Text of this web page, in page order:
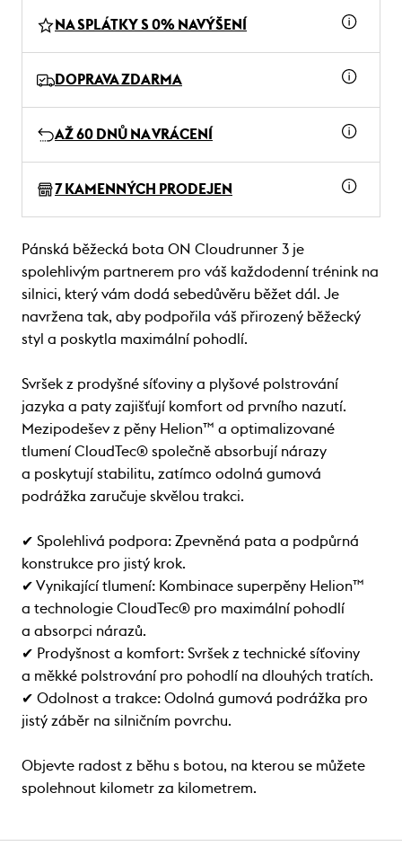
NA SPLÁTKY S 0% NAVÝŠENÍ
DOPRAVA ZDARMA
AŽ 60 DNŮ NA VRÁCENÍ
7 KAMENNÝCH PRODEJEN
Pánská běžecká bota ON Cloudrunner 3 je
spolehlivým partnerem pro váš každodenní trénink na
silnici, který vám dodá sebedůvěru běžet dál. Je
navržena tak, aby podpořila váš přirozený běžecký
styl a poskytla maximální pohodlí.
Svršek z prodyšné síťoviny a plyšové polstrování
jazyka a paty zajišťují komfort od prvního nazutí.
Mezipodešev z pěny Helion™ a optimalizované
tlumení CloudTec® společně absorbují nárazy
a poskytují stabilitu, zatímco odolná gumová
podrážka zaručuje skvělou trakci.
✔ Spolehlivá podpora: Zpevněná pata a podpůrná
konstrukce pro jistý krok.
✔ Vynikající tlumení: Kombinace superpěny Helion™
a technologie CloudTec® pro maximální pohodlí
a absorpci nárazů.
✔ Prodyšnost a komfort: Svršek z technické síťoviny
a měkké polstrování pro pohodlí na dlouhých tratích.
✔ Odolnost a trakce: Odolná gumová podrážka pro
jistý záběr na silničním povrchu.
Objevte radost z běhu s botou, na kterou se můžete
spolehnout kilometr za kilometrem.